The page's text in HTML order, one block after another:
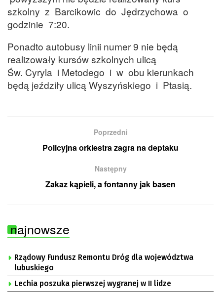
szkolny z Barcikowic do Jędrzychowa o
godzinie 7:20.
Ponadto autobusy linii numer 9 nie będą
realizowały kursów szkolnych ulicą
Św. Cyryla i Metodego i w obu kierunkach
będą jeździły ulicą Wyszyńskiego i Ptasią.
Poprzedni
Policyjna orkiestra zagra na deptaku
Następny
Zakaz kąpieli, a fontanny jak basen
najnowsze
Rządowy Fundusz Remontu Dróg dla województwa
lubuskiego
Lechia poszuka pierwszej wygranej w II lidze